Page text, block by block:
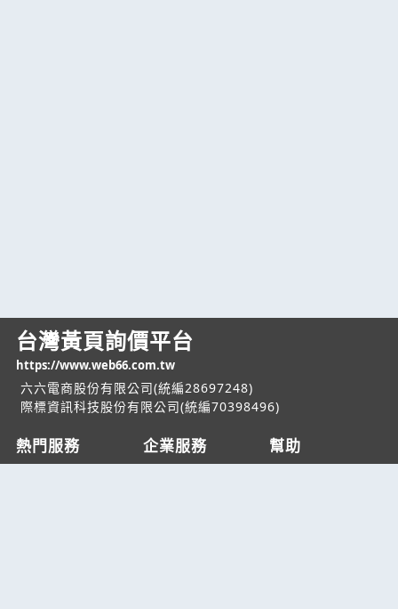
台灣黃頁詢價平台
https://www.web66.com.tw
六六電商股份有限公司(統編28697248)
際標資訊科技股份有限公司(統編70398496)
熱門服務 企業服務 幫助